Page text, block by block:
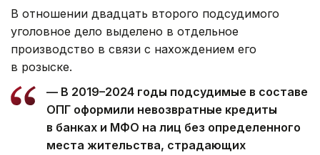
В отношении двадцать второго подсудимого
уголовное дело выделено в отдельное
производство в связи с нахождением его
в розыске.
— В 2019–2024 годы подсудимые в составе
ОПГ оформили невозвратные кредиты
в банках и МФО на лиц без определенного
места жительства, страдающих